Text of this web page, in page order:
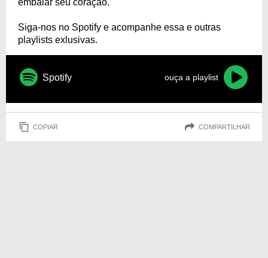
embalar seu coração.
Siga-nos no Spotify e acompanhe essa e outras
playlists exlusivas.
Spotify ouça a playlist
COPIAR COMPARTILHAR